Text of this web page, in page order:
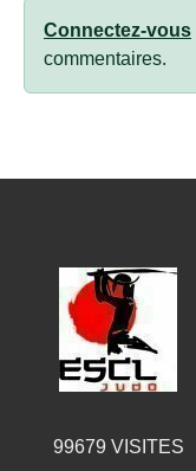
Connectez-vous
commentaires.
99679 VISITES